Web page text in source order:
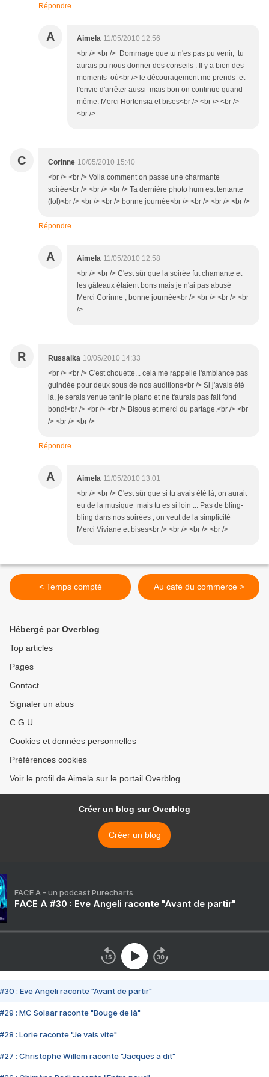
Répondre
A Aimela 11/05/2010 12:56
<br /> <br /> Dommage que tu n'es pas pu venir, tu
aurais pu nous donner des conseils . Il y a bien des
moments où<br /> le découragement me prends et
l'envie d'arrêter aussi mais bon on continue quand
même. Merci Hortensia et bises<br /> <br /> <br />
<br />
C Corinne 10/05/2010 15:40
<br /> <br /> Voila comment on passe une charmante
soirée<br /> <br /> <br /> Ta dernière photo hum est tentante
(lol)<br /> <br /> <br /> bonne journée<br /> <br /> <br /> <br />
Répondre
A Aimela 11/05/2010 12:58
<br /> <br /> C'est sûr que la soirée fut chamante et
les gâteaux étaient bons mais je n'ai pas abusé
Merci Corinne , bonne journée<br /> <br /> <br /> <br
/>
R Russalka 10/05/2010 14:33
<br /> <br /> C'est chouette... cela me rappelle l'ambiance pas
guindée pour deux sous de nos auditions<br /> Si j'avais été
là, je serais venue tenir le piano et ne t'aurais pas fait fond
bond!<br /> <br /> <br /> Bisous et merci du partage.<br /> <br
/> <br /> <br />
Répondre
A Aimela 11/05/2010 13:01
<br /> <br /> C'est sûr que si tu avais été là, on aurait
eu de la musique mais tu es si loin ... Pas de bling-
bling dans nos soirées , on veut de la simplicité
Merci Viviane et bises<br /> <br /> <br /> <br />
< Temps compté Au café du commerce >
Hébergé par Overblog
Top articles
Pages
Contact
Signaler un abus
C.G.U.
Cookies et données personnelles
Préférences cookies
Voir le profil de Aimela sur le portail Overblog
Créer un blog sur Overblog
Créer un blog
FACE A - un podcast Purecharts
FACE A #30 : Eve Angeli raconte "Avant de partir"
#30 : Eve Angeli raconte "Avant de partir"
#29 : MC Solaar raconte "Bouge de là"
#28 : Lorie raconte "Je vais vite"
#27 : Christophe Willem raconte "Jacques a dit"